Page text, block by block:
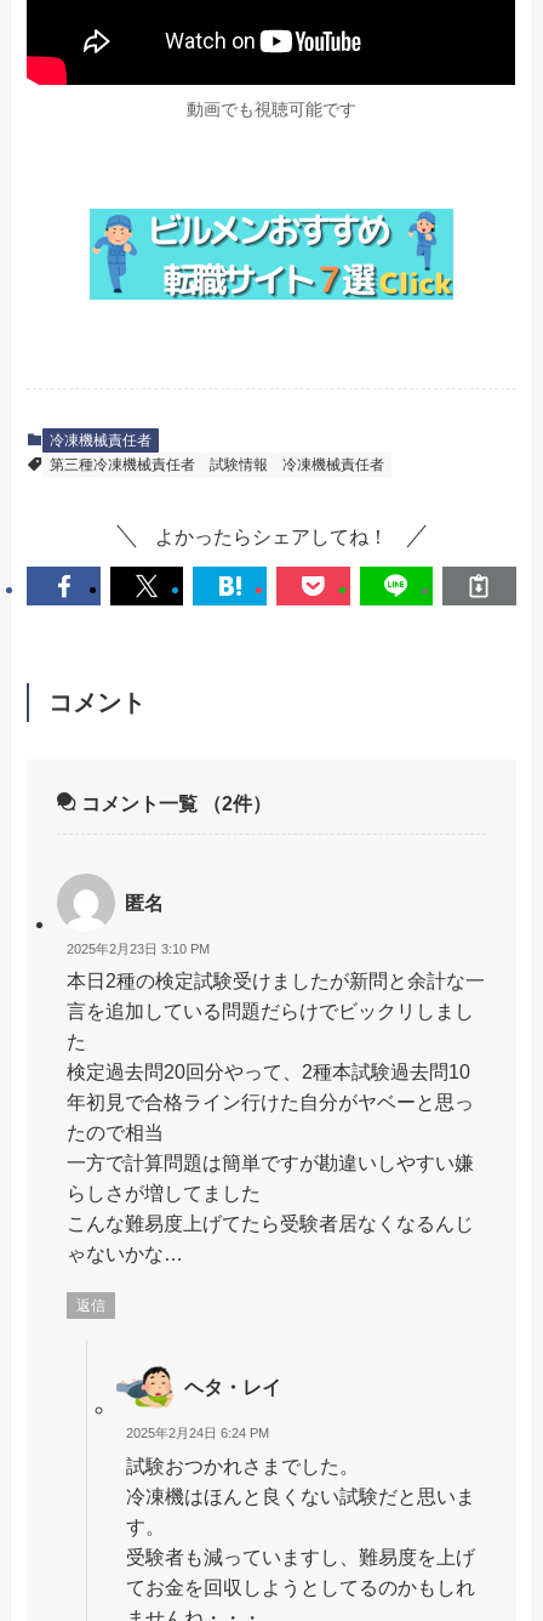
動画でも視聴可能です
冷凍機械責任者
第三種冷凍機械責任者
試験情報 冷凍機械責任者
よかったらシェアしてね！
コメント
コメント一覧 （2件）
匿名
2025年2月23日 3:10 PM
本日2種の検定試験受けましたが新問と余計な一
言を追加している問題だらけでビックリしまし
た
検定過去問20回分やって、2種本試験過去問10
年初見で合格ライン行けた自分がヤベーと思っ
たので相当
一方で計算問題は簡単ですが勘違いしやすい嫌
らしさが増してました
こんな難易度上げてたら受験者居なくなるんじ
ゃないかな…
返信
ヘタ・レイ
2025年2月24日 6:24 PM
試験おつかれさまでした。
冷凍機はほんと良くない試験だと思いま
す。
受験者も減っていますし、難易度を上げ
てお金を回収しようとしてるのかもしれ